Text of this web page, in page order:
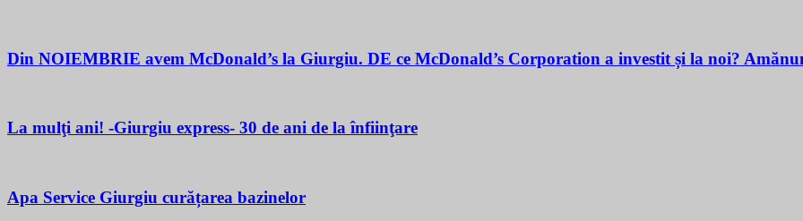
Din NOIEMBRIE avem McDonald’s la Giurgiu. DE ce McDonald’s Corporation a investit și la noi?
La mulţi ani! -Giurgiu express- 30 de ani de la înfiinţare
Apa Service Giurgiu curățarea bazinelor